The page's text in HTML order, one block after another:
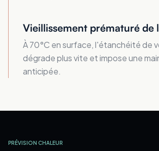
Vieillissement prématuré de
À 70°C en surface, l'étanchéité de
dégrade plus vite et impose une
anticipée.
PRÉVISION CHALEUR